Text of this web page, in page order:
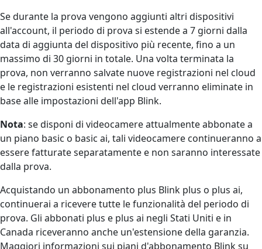
Se durante la prova vengono aggiunti altri dispositivi
all'account, il periodo di prova si estende a 7 giorni dalla
data di aggiunta del dispositivo più recente, fino a un
massimo di 30 giorni in totale. Una volta terminata la
prova, non verranno salvate nuove registrazioni nel cloud
e le registrazioni esistenti nel cloud verranno eliminate in
base alle impostazioni dell'app Blink.
Nota: se disponi di videocamere attualmente abbonate a
un piano basic o basic ai, tali videocamere continueranno a
essere fatturate separatamente e non saranno interessate
dalla prova.
Acquistando un abbonamento plus Blink plus o plus ai,
continuerai a ricevere tutte le funzionalità del periodo di
prova. Gli abbonati plus e plus ai negli Stati Uniti e in
Canada riceveranno anche un'estensione della garanzia.
Maggiori informazioni sui piani d'abbonamento Blink su